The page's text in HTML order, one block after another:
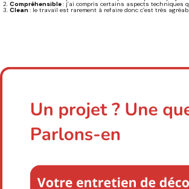
Compréhensible: j’ai compris certains aspects techniques
Clean: le travail est rarement à refaire donc c’est très